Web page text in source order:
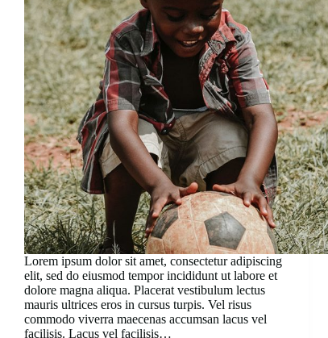
Lorem ipsum dolor sit amet, consectetur adipiscing
elit, sed do eiusmod tempor incididunt ut labore et
dolore magna aliqua. Placerat vestibulum lectus
mauris ultrices eros in cursus turpis. Vel risus
commodo viverra maecenas accumsan lacus vel
facilisis. Lacus vel facilisis…